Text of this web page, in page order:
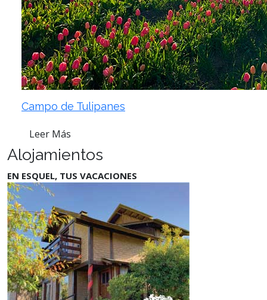
Campo de Tulipanes
Leer Más
Alojamientos
EN ESQUEL, TUS VACACIONES